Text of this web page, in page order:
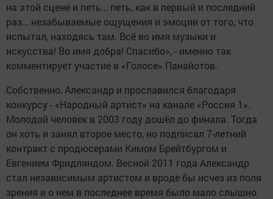
на этой сцене и петь… петь, как в первый и последний
раз… незабываемые ощущения и эмоции от того, что
испытал, находясь там. Всё во имя музыки и
искусства! Во имя добра! Спасибо», - именно так
комментирует участие в «Голосе» Панайотов.
Собственно, Александр и прославился благодаря
конкурсу - «Народный артист» на канале «Россия 1».
Молодой человек в 2003 году дошёл до финала. Тогда
он хоть и занял второе место, но подписал 7-летний
контракт с продюсерами Кимом Брейтбургом и
Евгением Фридляндом. Весной 2011 года Александр
стал независимым артистом и вроде бы исчез из поля
зрения и о нем в последнее время было мало слышно.